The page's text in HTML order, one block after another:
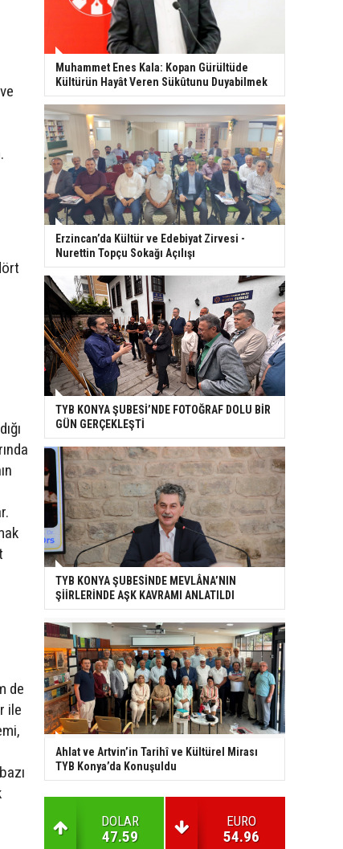
de
ile
Muhammet Enes Kala: Kopan Gürültüde
Kültürün Hayât Veren Sükûtunu Duyabilmek
Erzincan’da Kültür ve Edebiyat Zirvesi -
Nurettin Topçu Sokağı Açılışı
TYB KONYA ŞUBESİ’NDE FOTOĞRAF DOLU BİR
GÜN GERÇEKLEŞTİ
TYB KONYA ŞUBESİNDE MEVLÂNA’NIN
ŞİİRLERİNDE AŞK KAVRAMI ANLATILDI
Ahlat ve Artvin’in Tarihî ve Kültürel Mirası
TYB Konya’da Konuşuldu
DOLAR
47.59
EURO
54.96